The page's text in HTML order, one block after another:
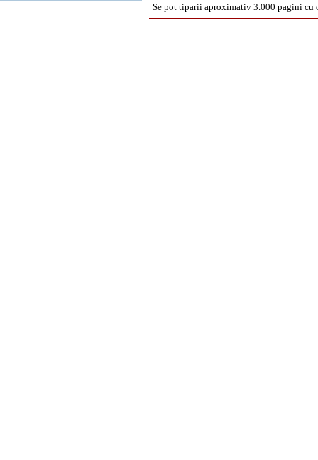
Se pot tiparii aproximativ 3.000 pagini cu